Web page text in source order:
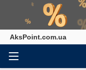
AksPoint.com.ua